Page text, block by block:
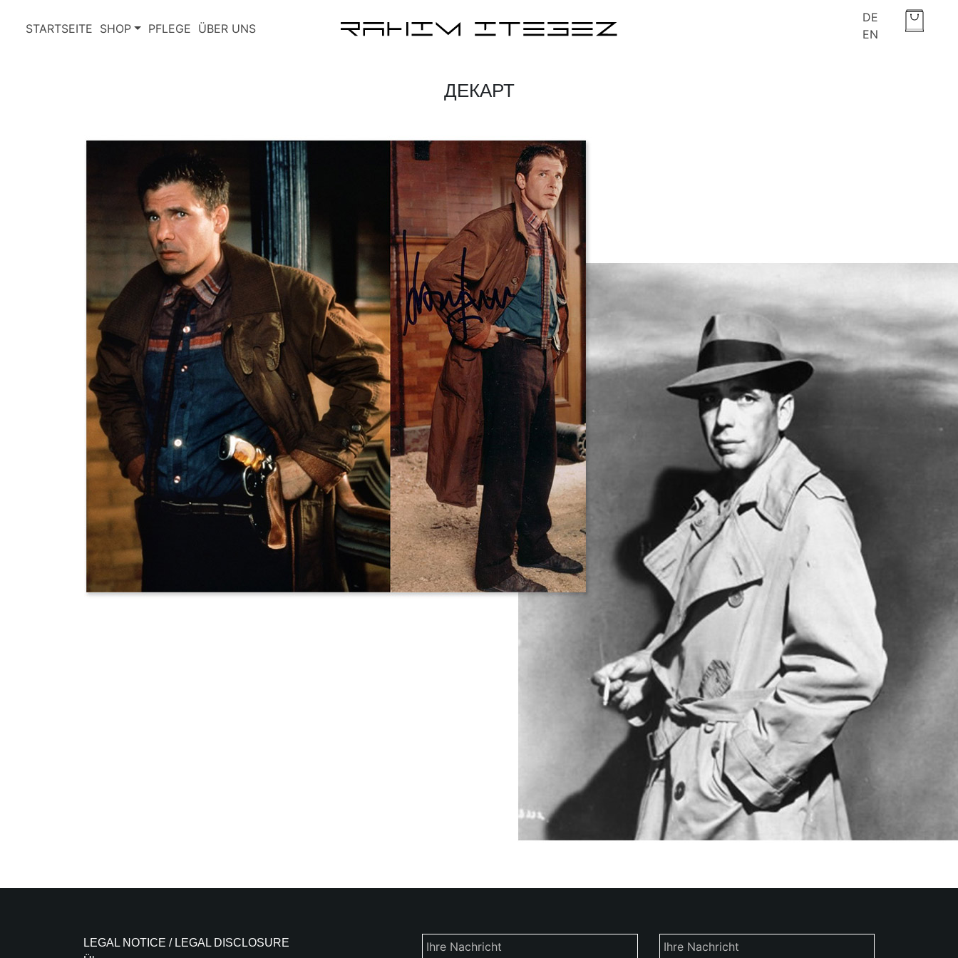
STARTSEITE SHOP PFLEGE ÜBER UNS
DE
EN
ДЕКАРТ
LEGAL NOTICE / LEGAL DISCLOSURE